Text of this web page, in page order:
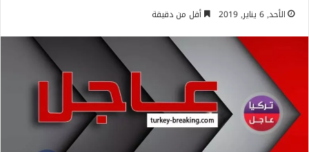
الأحد, 6 يناير, 2019 أقل من دقيقة